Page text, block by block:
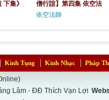
下集》
僧行誼】第四集 依空法
師
依空法師
Kinh Tụng Kinh Nhạc Pháp
Lâm - ĐĐ Thích Vạn Lợi